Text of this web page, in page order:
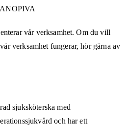
ANOPIVA
vår verksamhet. Om du vill
verksamhet fungerar, hör gärna av
sjuksköterska med
och har ett